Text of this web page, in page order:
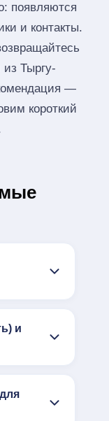
появляются
и контакты.
Тыргу-
—
короткий
и